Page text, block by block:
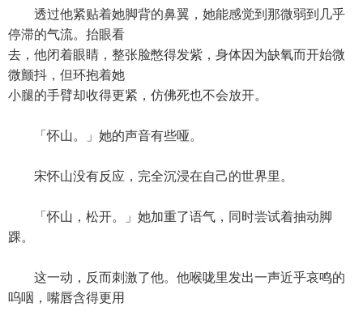
透过他紧贴着她脚背的鼻翼，她能感觉到那微弱到几乎
停滞的气流。抬眼看
去，他闭着眼睛，整张脸憋得发紫，身体因为缺氧而开始微
微颤抖，但环抱着她
小腿的手臂却收得更紧，仿佛死也不会放开。
「怀山。」她的声音有些哑。
宋怀山没有反应，完全沉浸在自己的世界里。
「怀山，松开。」她加重了语气，同时尝试着抽动脚
踝。
这一动，反而刺激了他。他喉咙里发出一声近乎哀鸣的
呜咽，嘴唇含得更用